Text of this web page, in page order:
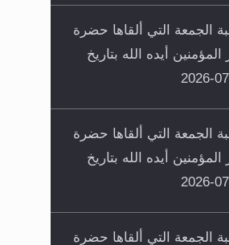
الجمعة التي ألقاها حضرة
المؤمنين أيده الله بتاريخ
الجمعة التي ألقاها حضرة
المؤمنين أيده الله بتاريخ
الجمعة التي ألقاها حضرة